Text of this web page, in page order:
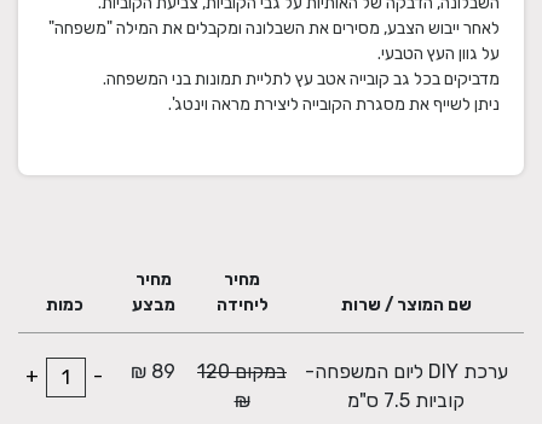
לאחר ייבוש הצבע, מסירים את השבלונה ומקבלים את המילה "משפחה"
ניתן לשייף את מסגרת הקובייה ליצירת מראה וינטג'.
שם המוצר / שרות
מחיר
ליחידה
מחיר
מבצע
כמות
ערכת DIY ליום המשפחה-
קוביות 7.5 ס"מ
במקום 120
₪
89 ₪
-
+